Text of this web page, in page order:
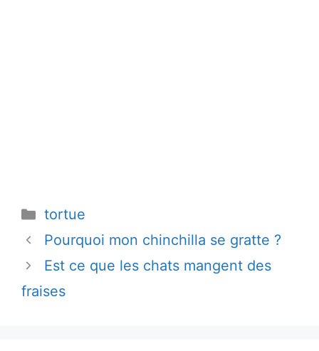
Catégories
tortue
Pourquoi mon chinchilla se gratte ?
Est ce que les chats mangent des
fraises